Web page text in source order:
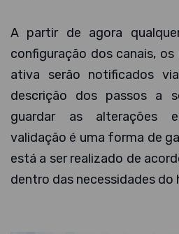
A partir de agora
configuração dos canais,
ativa serão notificados
descrição dos passos a
guardar as alterações
validação é uma forma de
está a ser realizado de
dentro das necessidades do